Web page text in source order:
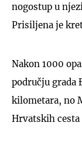
nogostup u
Prisiljena je
Nakon 1000
području grada
kilometara, no
Hrvatskih cesta